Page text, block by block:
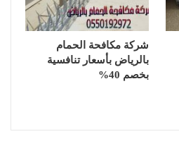
شركة مكافحة الحمام
بالرياض بأسعار تنافسية
بخصم 40%